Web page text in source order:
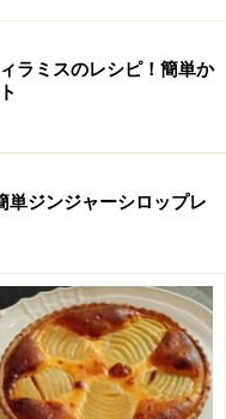
エルの作り方・
ル
に入れます。分量の
ラミスのレシピ！簡単か
単ジンジャーシロップレ